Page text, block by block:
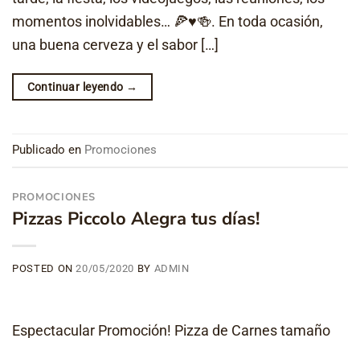
momentos inolvidables… 🍕♥🍻. En toda ocasión,
una buena cerveza y el sabor […]
Continuar leyendo →
Publicado en Promociones
PROMOCIONES
Pizzas Piccolo Alegra tus días!
POSTED ON20/05/2020 BY ADMIN
Espectacular Promoción! Pizza de Carnes tamaño